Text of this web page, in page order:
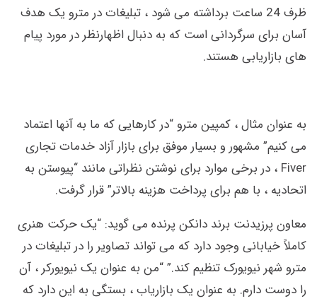
ظرف 24 ساعت برداشته می شود ، تبلیغات در مترو یک هدف
آسان برای سرگردانی است که به دنبال اظهارنظر در مورد پیام
های بازاریابی هستند.
به عنوان مثال ، کمپین مترو “در کارهایی که ما به آنها اعتماد
می کنیم” مشهور و بسیار موفق برای بازار آزاد خدمات تجاری
Fiver ، در برخی موارد برای نوشتن نظراتی مانند “پیوستن به
اتحادیه ، با هم برای پرداخت هزینه بالاتر” قرار گرفت.
معاون پرزیدنت برند دانکن پرنده می گوید: “یک حرکت هنری
کاملاً خیابانی وجود دارد که می تواند تصاویر را در تبلیغات در
مترو شهر نیویورک تنظیم کند.” “من به عنوان یک نیویورکر ، آن
را دوست دارم. به عنوان یک بازاریاب ، بستگی به این دارد که